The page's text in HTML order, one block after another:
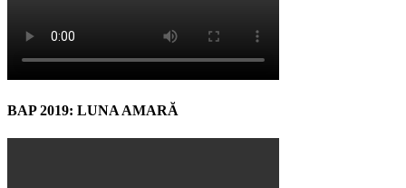
BAP 2019: LUNA AMARĂ